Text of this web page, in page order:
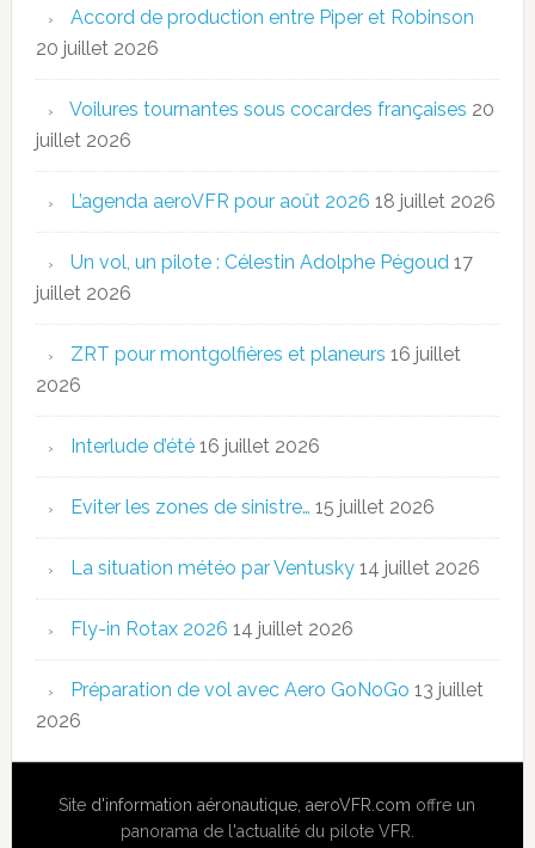
Accord de production entre Piper et Robinson
20 juillet 2026
Voilures tournantes sous cocardes françaises 20
juillet 2026
L’agenda aeroVFR pour août 2026 18 juillet 2026
Un vol, un pilote : Célestin Adolphe Pégoud 17
juillet 2026
ZRT pour montgolfières et planeurs 16 juillet
2026
Interlude d’été 16 juillet 2026
Eviter les zones de sinistre… 15 juillet 2026
La situation météo par Ventusky 14 juillet 2026
Fly-in Rotax 2026 14 juillet 2026
Préparation de vol avec Aero GoNoGo 13 juillet
2026
Site d'information aéronautique,aeroVFR.com offre un
panorama de l'actualité du pilote VFR.